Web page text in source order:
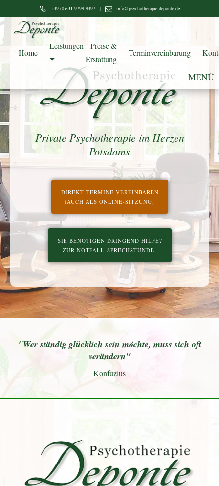
Inhalt
springen
+49 (0)331-9799-9497 | info@psychotherapie-deponte.de
Home
Leistungen
Preise &
Erstattung
Terminvereinbarung
MENÜ
Private Psychotherapie im Herzen
Potsdams
DIREKT TERMINE VEREINBAREN
(AUCH ALS ONLINE-SITZUNG)
SIE BENÖTIGEN DRINGEND HILFE?
ZUR NOTFALL-SPRECHSTUNDE
"Wer ständig glücklich sein möchte, muss sich oft
verändern"​
Konfuzius